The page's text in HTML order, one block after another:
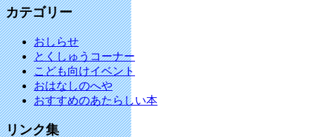
カテゴリー
おしらせ
とくしゅうコーナー
こども向けイベント
おはなしのへや
おすすめのあたらしい本
リンク集